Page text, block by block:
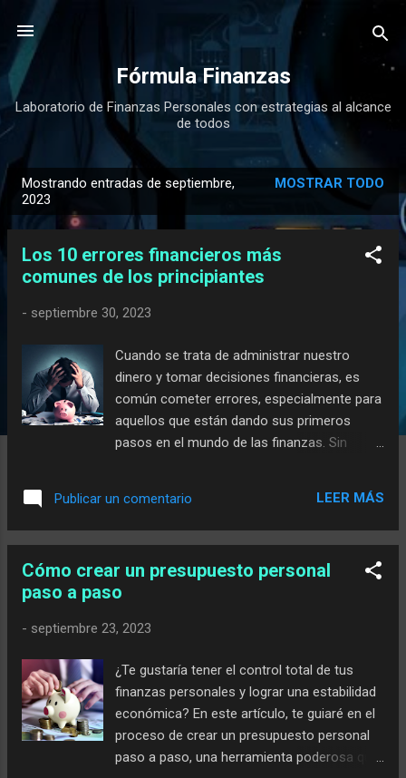
Ir al contenido principal
Fórmula Finanzas
Laboratorio de Finanzas Personales con estrategias al alcance
de todos
n
Mostrando entradas de septiembre,
2023
MOSTRAR TODO
Los 10 errores financieros más
comunes de los principiantes
- septiembre 30, 2023
Cuando se trata de administrar nuestro
dinero y tomar decisiones financieras, es
común cometer errores, especialmente para
aquellos que están dando sus primeros
pasos en el mundo de las finanzas. Sin
esencial para construir una base sólida y
alcanzar el éxito financiero. En este artículo,
más frecuentes que suelen cometer los
principiantes y te proporcionaremos valiosas
establecer un presupuesto hasta invertir
descubriremos cómo evitar estas trampas
comunes y asegurar una salud financiera a
largo plazo. Al evitar estos errores, podrás
tomar el control de tus finanzas y construir
un futuro próspero. Recuerda que la
Publicar un comentario LEER MÁS
Cómo crear un presupuesto personal
paso a paso
- septiembre 23, 2023
¿Te gustaría tener el control total de tus
finanzas personales y lograr una estabilidad
económica? En este artículo, te guiaré en el
proceso de crear un presupuesto personal
paso a paso, una herramienta poderosa que